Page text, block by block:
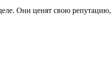
Они ценят свою репутацию,